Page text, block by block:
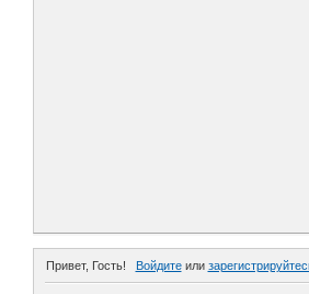
Привет, Гость! Войдитеили